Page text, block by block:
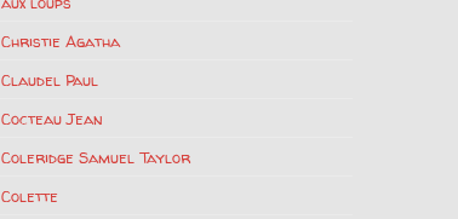
Christie Agatha
Claudel Paul
Cocteau Jean
Coleridge Samuel Taylor
Colette